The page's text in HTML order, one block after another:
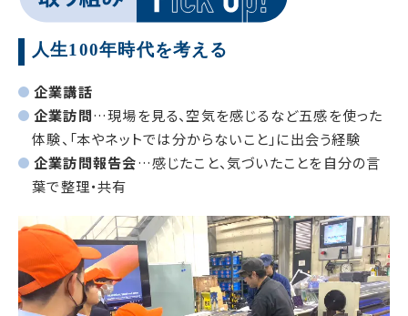
人生100年時代を考える
企業講話
企業訪問…現場を見る、空気を感じるなど五感を使った
体験、「本やネットでは分からないこと」に出会う経験
企業訪問報告会…感じたこと、気づいたことを自分の言
葉で整理・共有